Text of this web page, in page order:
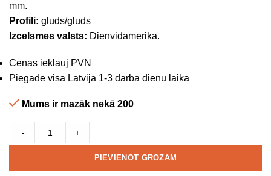
mm.
Profili: gluds/gluds
Izcelsmes valsts: Dienvidamerika.
Cenas ieklāuj PVN
Piegāde visā Latvijā 1-3 darba dienu laikā
Mums ir mazāk nekā 200
- +
PIEVIENOT GROZAM